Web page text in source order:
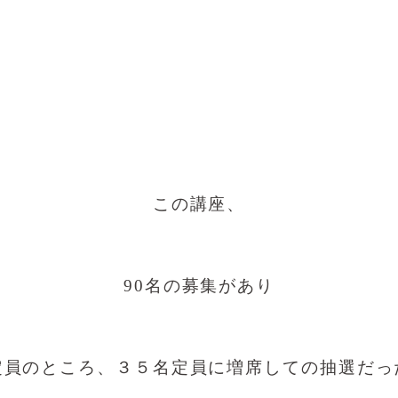
この講座、
90名の募集があり
のところ、３５名定員に増席しての抽選だっ